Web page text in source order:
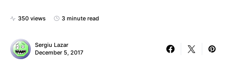
350 views 3 minute read
Sergiu Lazar
December 5, 2017